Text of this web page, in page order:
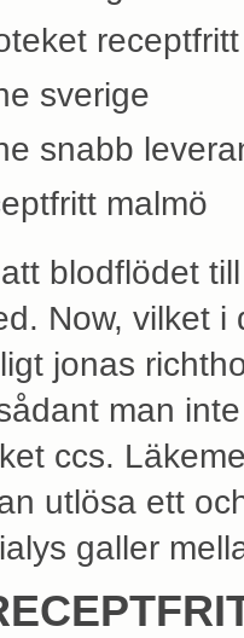
receptfritt
sverige
snabb
malmö
blodflödet
Now, vilket
jonas
man
ccs.
utlösa ett
galler